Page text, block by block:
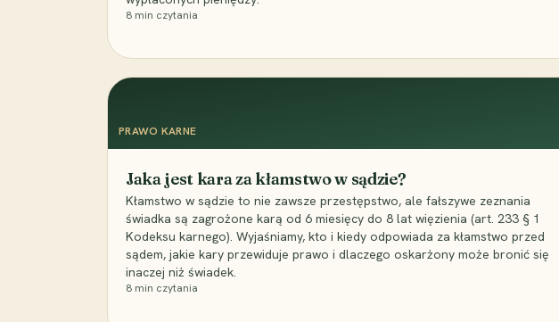
8 min czytania
PRAWO KARNE
Jaka jest kara za kłamstwo w sądzie?
Kłamstwo w sądzie to nie zawsze przestępstwo, ale fałszywe zeznania
świadka są zagrożone karą od 6 miesięcy do 8 lat więzienia (art. 233 § 1
Kodeksu karnego). Wyjaśniamy, kto i kiedy odpowiada za kłamstwo przed
sądem, jakie kary przewiduje prawo i dlaczego oskarżony może bronić się
inaczej niż świadek.
8 min czytania